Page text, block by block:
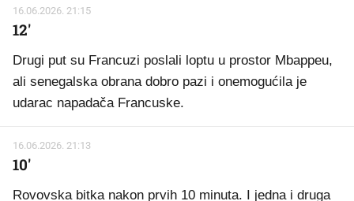
16.06.2026. 21:15
12'
Drugi put su Francuzi poslali loptu u prostor Mbappeu,
ali senegalska obrana dobro pazi i onemogućila je
udarac napadača Francuske.
16.06.2026. 21:13
10'
Rovovska bitka nakon prvih 10 minuta. I jedna i druga